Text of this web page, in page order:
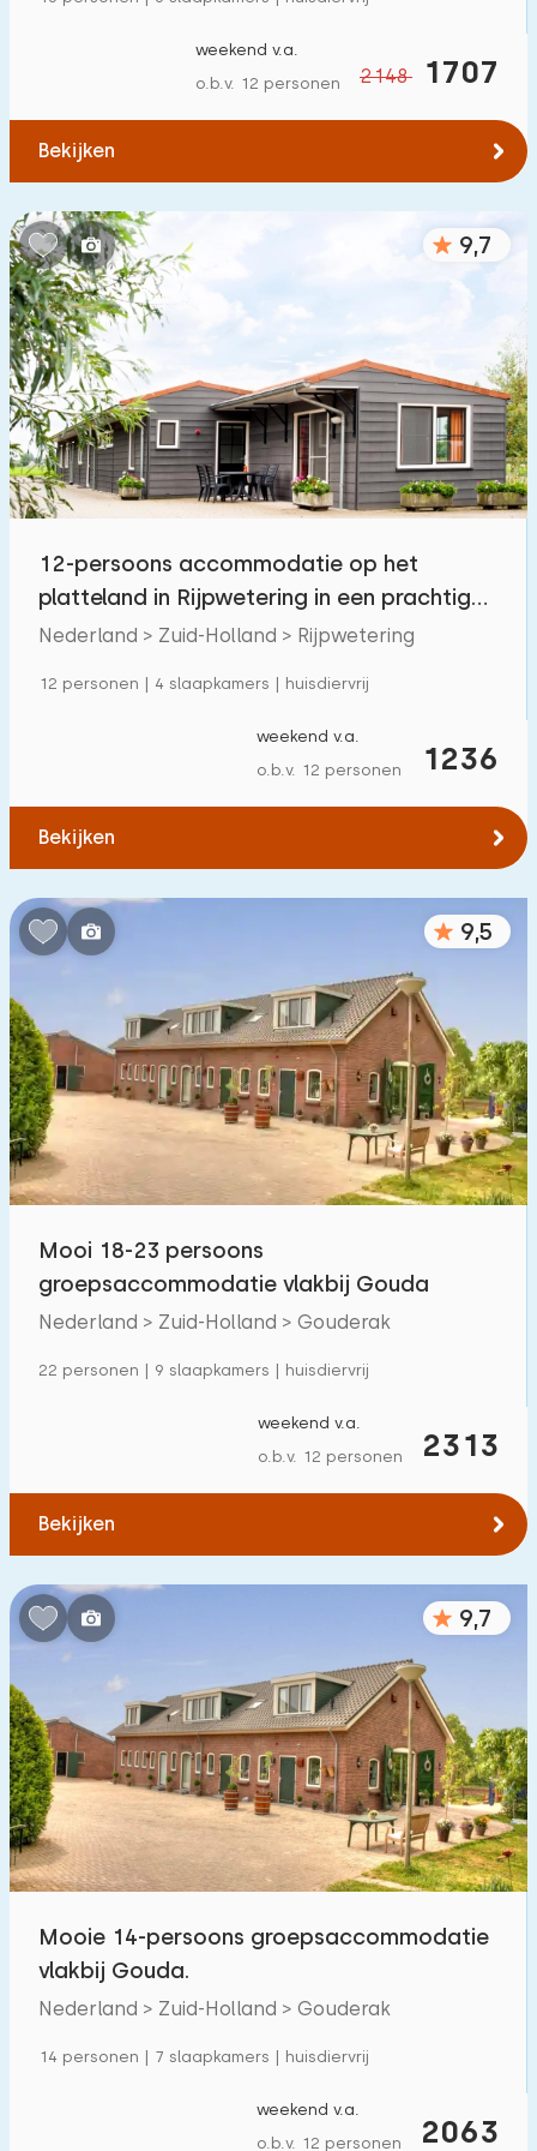
10 20
Tot openbaar vervoer
Accommodatie
Niet op vakantiepark 9
Op vakantiepark 11
Vrijstaande woning 12
Vakantieboerderij 4
Appartement
Tiny house
Woonboot
Kindermeubilair 12
Speeltoestellen bij woning
Binnenzwembad
Buitenzwembad
Kinderanimatie 0
Kinderfaciliteiten op park 0
Toegankelijkheid
Met hulpmiddelen
2148 1707
weekend v.a.
o.b.v. 12 personen
Bekijken
9,7
12-persoons accommodatie op het
platteland in Rijpwetering in een prachtige
omgeving!
Nederland > Zuid-Holland > Rijpwetering
12 personen | 4 slaapkamers | huisdiervrij
1236
weekend v.a.
o.b.v. 12 personen
Bekijken
9,5
Mooi 18-23 persoons
groepsaccommodatie vlakbij Gouda
Nederland > Zuid-Holland > Gouderak
22 personen | 9 slaapkamers | huisdiervrij
2313
weekend v.a.
o.b.v. 12 personen
Bekijken
9,7
Mooie 14-persoons groepsaccommodatie
vlakbij Gouda.
Nederland > Zuid-Holland > Gouderak
14 personen | 7 slaapkamers | huisdiervrij
2063
weekend v.a.
o.b.v. 12 personen